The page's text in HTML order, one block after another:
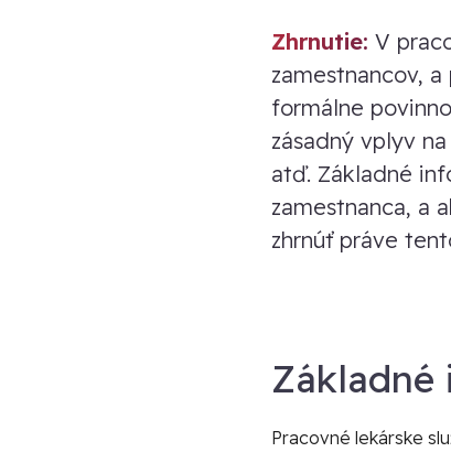
Zhrnutie: V
zamestnancov,
formálne
zásadný vplyv
atď. Základné
zamestnanca, a
zhrnúť práve
Základné
Pracovné lekárske